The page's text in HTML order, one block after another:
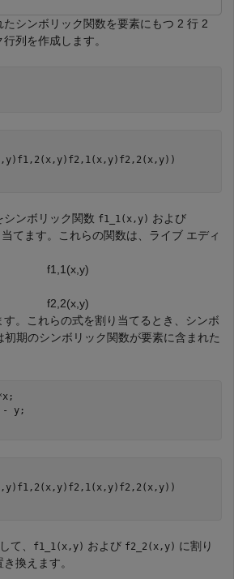
たシンボリック関数を要素にもつ 2 行 2
列を作成します。
, y) f1, 2 ( x, y) f2 , 1( x, y) f2 , 2 ( x, y) )
シンボリック関数 f1_1(x,y) および
てます。これらの関数は、ライブ エディ
f1,1(x,y)
f2,2(x,y)
す。これらの式を割り当てるとき、シンボ
初期のシンボリック関数が要素に含まれた
- y;
, y) f1, 2 ( x, y) f2 , 1( x, y) f2 , 2 ( x, y) )
て、 f1_1(x,y) および f2_2(x,y) に割り
換えます。